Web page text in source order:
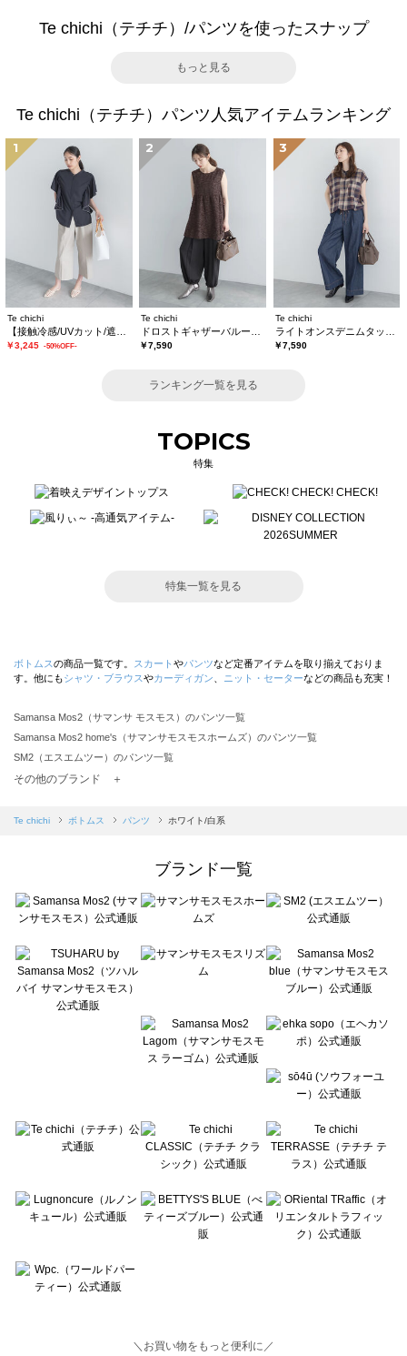
Te chichi（テチチ）/パンツを使ったスナップ
もっと見る
Te chichi（テチチ）パンツ人気アイテムランキング
1
Te chichi
￥3,245 -50%OFF-
2
Te chichi
￥7,590
3
Te chichi
￥7,590
ランキング一覧を見る
TOPICS
特集
特集一覧を見る
ボトムスの商品一覧です。 スカート やパンツなど定番アイテムを取り揃えておりま
す。他にもシャツ・ブラウスやカーディガン ニット・セーターなどの商品も充実！
Samansa Mos2（サマンサ モスモス）のパンツ一覧
Samansa Mos2 home's（サマンサモスモスホームズ）のパンツ一覧
SM2（エスエムツー）のパンツ一覧
TSUHARU by Samansa Mos2（ツハルバイサマンサモスモス）のパンツ一覧
Samansa Mos2 blue（サマンサモスモス ブルー）のパンツ一覧
sō4ū（ソウフォーユー）のパンツ一覧
Te chichi（テチチ）のパンツ一覧
Te chichi CLASSIC（テチチ クラシック）のパンツ一覧
Lugnoncure（ルノンキュール）のパンツ一覧
BETTY'S BLUE（べティーズブルー）のパンツ一覧
Wpc.（ワールドパーティー）のパンツ一覧
その他のブランド ＋
Te chichi ボトムス パンツ ホワイト/白系
ブランド一覧
＼お買い物をもっと便利に／